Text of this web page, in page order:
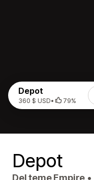
Depot
360 $ USD• 79%
Depot
Del temeEmpire •